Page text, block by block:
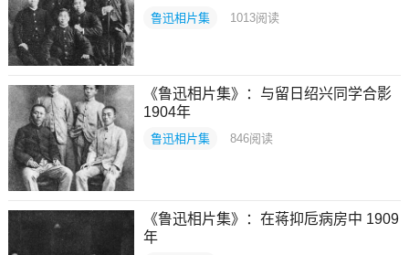
鲁迅相片集 1013阅读
《鲁迅相片集》：与留日绍兴同学合影
1904年
鲁迅相片集 846阅读
《鲁迅相片集》：在蒋抑卮病房中 1909
年